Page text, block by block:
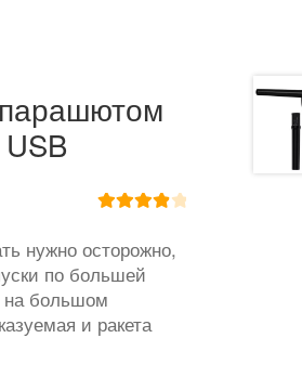
парашютом
нужно осторожно,
по большей
на большом
и ракета